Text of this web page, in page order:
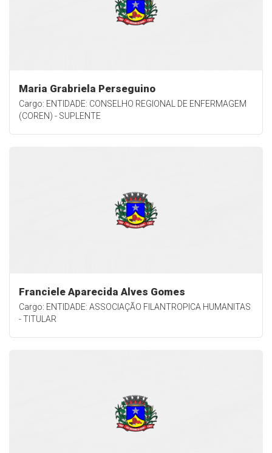
Maria Grabriela Perseguino
Cargo: ENTIDADE: CONSELHO REGIONAL DE ENFERMAGEM
(COREN) - SUPLENTE
Franciele Aparecida Alves Gomes
Cargo: ENTIDADE: ASSOCIAÇÃO FILANTROPICA HUMANITAS
- TITULAR